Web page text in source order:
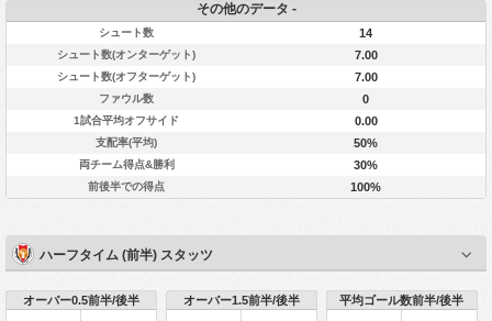
その他のデータ -
シュート数 14
シュート数(オンターゲット) 7.00
シュート数(オフターゲット) 7.00
ファウル数 0
1試合平均オフサイド 0.00
支配率(平均) 50%
両チーム得点&勝利 30%
前後半での得点 100%
ハーフタイム (前半) スタッツ
オーバー0.5前半/後半
オーバー1.5前半/後半
平均ゴール数前半/後半